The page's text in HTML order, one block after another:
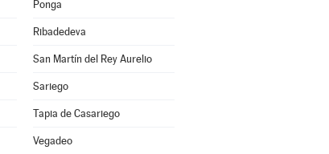
Ponga
Ribadedeva
San Martín del Rey Aurelio
Sariego
Tapia de Casariego
Vegadeo